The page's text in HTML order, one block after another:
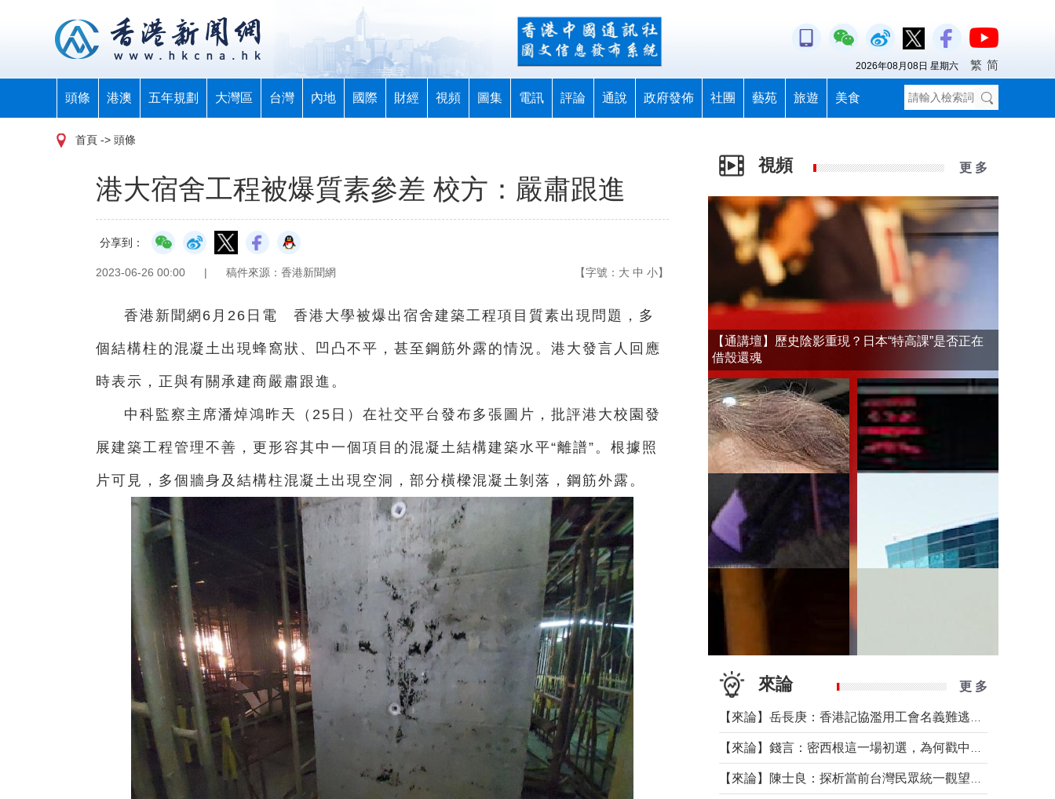
頭條 港澳 五年規劃 大灣區 台灣 內地 國際 財經 視頻 圖集 電訊 評論 通說 政府發佈 社團 藝苑 旅遊 美食
2026年08月08日 星期六 繁 简
首頁 -> 頭條
港大宿舍工程被爆質素參差 校方：嚴肅跟進
分享到：
2023-06-26 00:00 | 稿件來源：香港新聞網 【字號： 大 中 小】
香港新聞網6月26日電 香港大學被爆出宿舍建築工程項目質素出現問題，多
個結構柱的混凝土出現蜂窩狀、凹凸不平，甚至鋼筋外露的情況。港大發言人回應
時表示，正與有關承建商嚴肅跟進。
中科監察主席潘焯鴻昨天（25日）在社交平台發布多張圖片，批評港大校園發
展建築工程管理不善，更形容其中一個項目的混凝土結構建築水平“離譜”。根據照
片可見，多個牆身及結構柱混凝土出現空洞，部分橫樑混凝土剝落，鋼筋外露。
視頻 更 多
【通講壇】歷史陰影重現？日本“特高課”是否正在
借殼還魂
來論 更 多